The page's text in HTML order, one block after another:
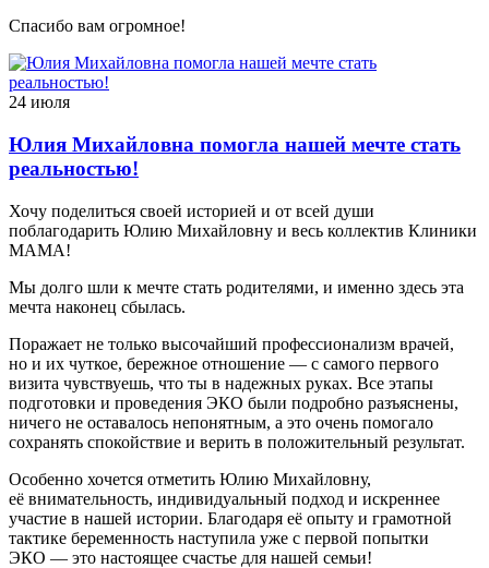
Спасибо вам огромное!
24 июля
Юлия Михайловна помогла нашей мечте стать
реальностью!
Хочу поделиться своей историей и от всей души
поблагодарить Юлию Михайловну и весь коллектив Клиники
МАМА!
Мы долго шли к мечте стать родителями, и именно здесь эта
мечта наконец сбылась.
Поражает не только высочайший профессионализм врачей,
но и их чуткое, бережное отношение — с самого первого
визита чувствуешь, что ты в надежных руках. Все этапы
подготовки и проведения ЭКО были подробно разъяснены,
ничего не оставалось непонятным, а это очень помогало
сохранять спокойствие и верить в положительный результат.
Особенно хочется отметить Юлию Михайловну,
её внимательность, индивидуальный подход и искреннее
участие в нашей истории. Благодаря её опыту и грамотной
тактике беременность наступила уже с первой попытки
ЭКО — это настоящее счастье для нашей семьи!